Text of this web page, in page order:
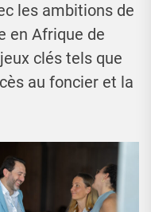
les ambitions de
en Afrique de
clés tels que
au foncier et la